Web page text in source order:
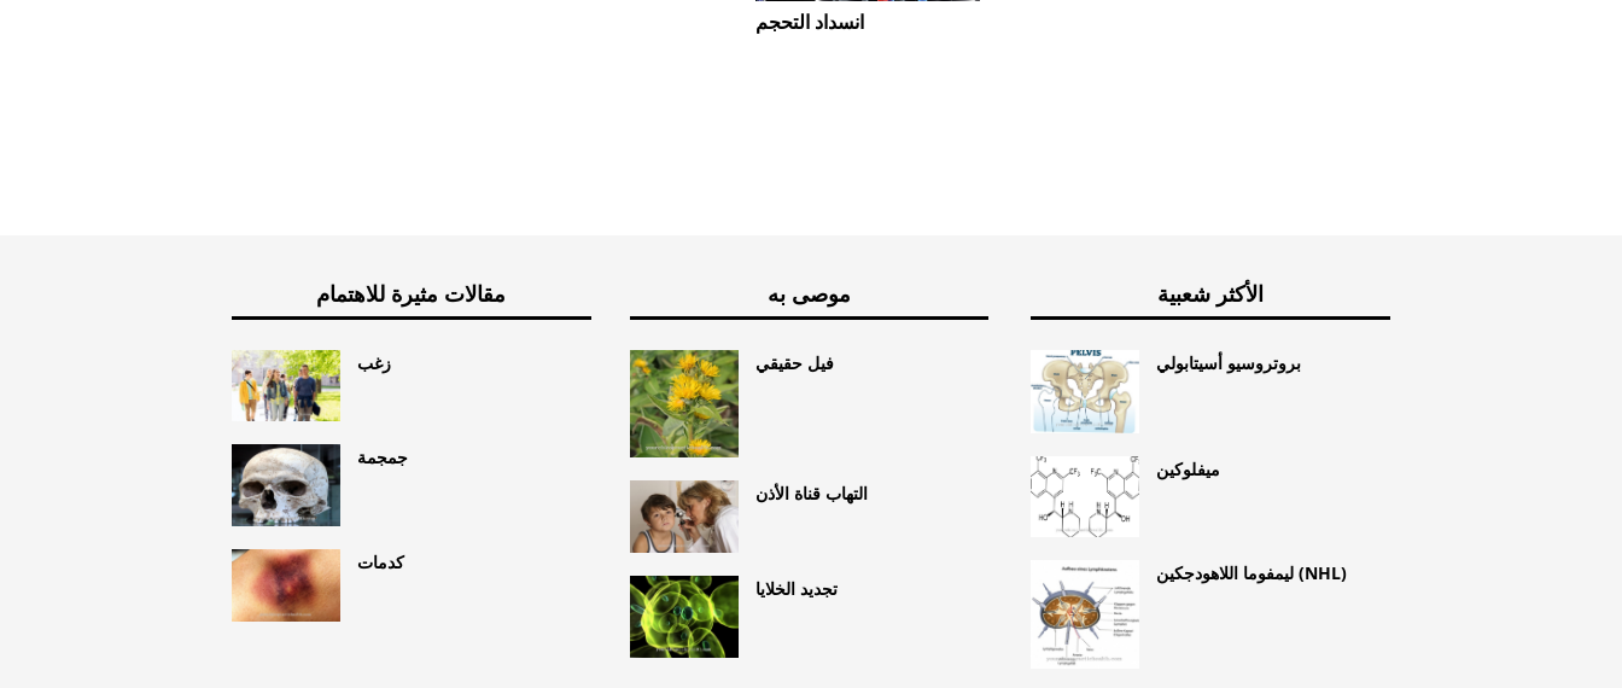
انسداد التحجم
مقالات مثيرة للاهتمام
زغب
جمجمة
كدمات
موصى به
فيل حقيقي
التهاب قناة الأذن
تجديد الخلايا
الأكثر شعبية
بروتروسيو أسيتابولي
ميفلوكين
ليمفوما اللاهودجكين (NHL)